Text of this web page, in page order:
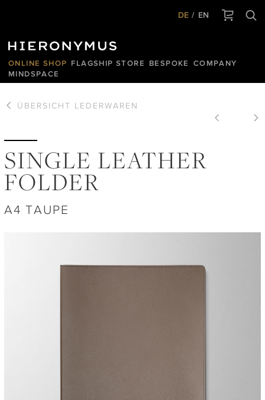
DE EN
ONLINE SHOP FLAGSHIP STORE BESPOKE
COMPANY
MINDSPACE
ÜBERSICHT LEDERWAREN
SINGLE LEATHER
FOLDER
A4 TAUPE